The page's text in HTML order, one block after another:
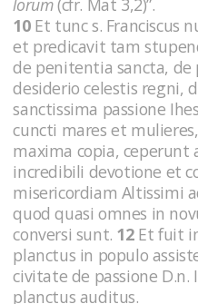
lorum(cfr. Mat 3,2)”.
10 Et tunc s. Franciscus
et pre­dicavit tam
de penitentia sancta,
desiderio celestis regni,
sanctissima passione
cuncti mares et
maxima copia, ceperunt
incredibili devotione et
misericordiam Altissimi
quod quasi omnes in
conversi sunt. 12Et fuit
planctus in populo
civitate de passione
planctus auditus.